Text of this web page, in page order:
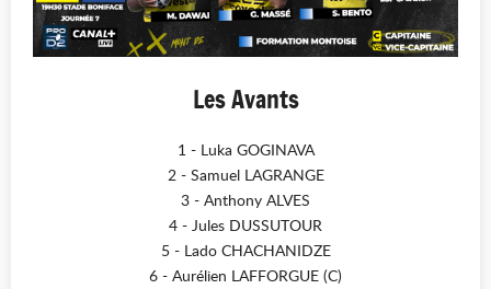
Les Avants
1 - Luka GOGINAVA
2 - Samuel LAGRANGE
3 - Anthony ALVES
4 - Jules DUSSUTOUR
5 - Lado CHACHANIDZE
6 - Aurélien LAFFORGUE (C)